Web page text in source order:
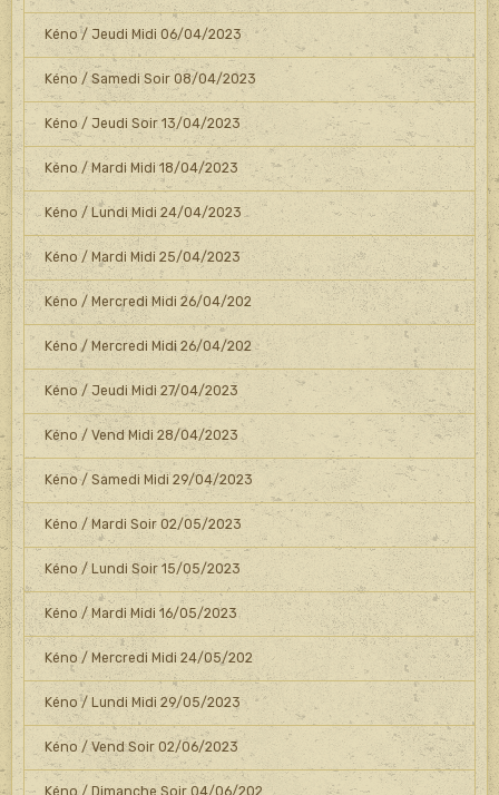
Kéno / Jeudi Midi 06/04/2023
Kéno / Samedi Soir 08/04/2023
Kéno / Jeudi Soir 13/04/2023
Kéno / Mardi Midi 18/04/2023
Kéno / Lundi Midi 24/04/2023
Kéno / Mardi Midi 25/04/2023
Kéno / Mercredi Midi 26/04/202
Kéno / Mercredi Midi 26/04/202
Kéno / Jeudi Midi 27/04/2023
Kéno / Vend Midi 28/04/2023
Kéno / Samedi Midi 29/04/2023
Kéno / Mardi Soir 02/05/2023
Kéno / Lundi Soir 15/05/2023
Kéno / Mardi Midi 16/05/2023
Kéno / Mercredi Midi 24/05/202
Kéno / Lundi Midi 29/05/2023
Kéno / Vend Soir 02/06/2023
Kéno / Dimanche Soir 04/06/202